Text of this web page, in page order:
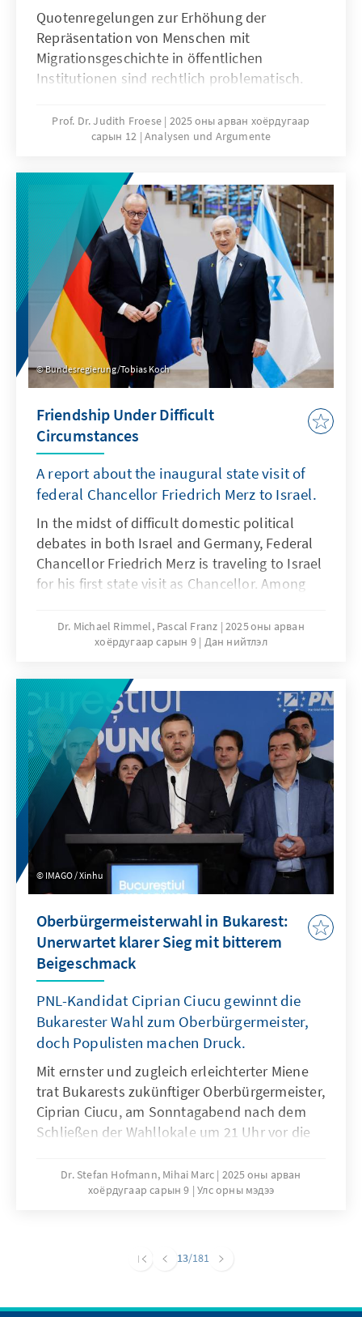
Quotenregelungen zur Erhöhung der
Repräsentation von Menschen mit
Migrationsgeschichte in öffentlichen
Institutionen sind rechtlich problematisch.
nach Herkunft. Für Quoten zugunsten von
Menschen mit Migrationsgeschichte fehlt eine
zeigt: Sonderregelungen für neu
eingewanderte Menschen sind nur zu Beginn
sinnvoll. Später besteht die herausfordernde
Aufgabe der Abgrenzung der Gruppe.
Prof. Dr. Judith Froese 2025 оны арван хоёрдугаар
сарын 12 Analysen und Argumente
Bundesregierung/Tobias Koch
Friendship Under Difficult
Circumstances
A report about the inaugural state visit of
federal Chancellor Friedrich Merz to Israel.
In the midst of difficult domestic political
debates in both Israel and Germany, Federal
Chancellor Friedrich Merz is traveling to Israel
for his first state visit as Chancellor. Among
Benjamin Netanyahu in Jerusalem.
Dr. Michael Rimmel, Pascal Franz 2025 оны арван
хоёрдугаар сарын 9 Дан нийтлэл
IMAGO / Xinhu
Oberbürgermeisterwahl in Bukarest:
Unerwartet klarer Sieg mit bitterem
Beigeschmack
PNL-Kandidat Ciprian Ciucu gewinnt die
Bukarester Wahl zum Oberbürgermeister,
doch Populisten machen Druck.
Mit ernster und zugleich erleichterter Miene
trat Bukarests zukünftiger Oberbürgermeister,
Ciprian Ciucu, am Sonntagabend nach dem
Schließen der Wahllokale um 21 Uhr vor die
zugleich Worte der Demut. Er wolle auch
denen, die ihn nicht gewählt hatten,
Stimmungstest für die nationalen
Dr. Stefan Hofmann, Mihai Marc 2025 оны арван
хоёрдугаар сарын 9 Улс орны мэдээ
13/181